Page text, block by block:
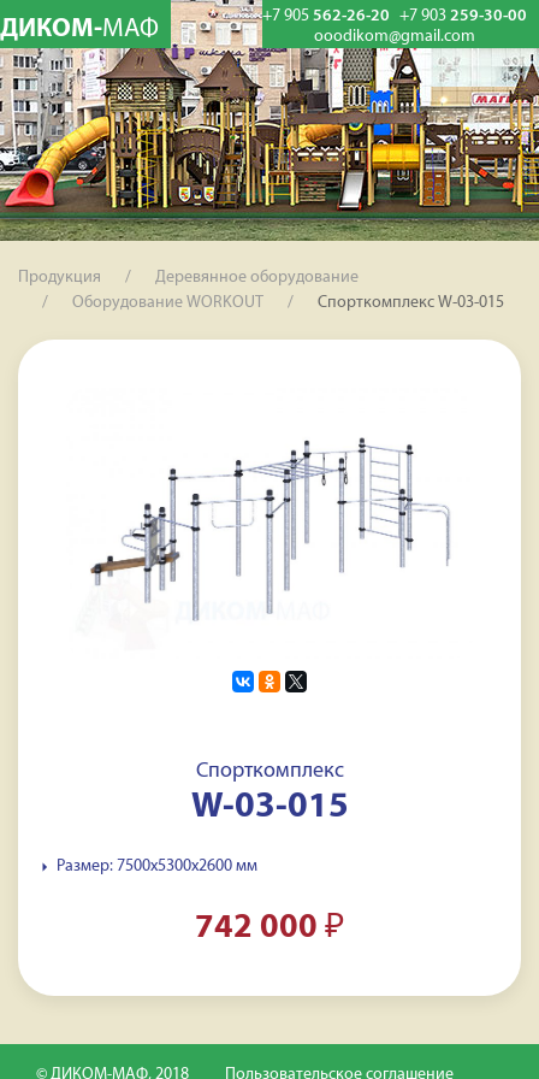
ДИКОМ-МАФ +7 905 562-26-20 +7 903 259-30-00
ooodikom@gmail.com
Продукция
Деревянное оборудование
Оборудование WORKOUT
Спорткомплекс W-03-015
Спорткомплекс
W-03-015
Размер: 7500x5300x2600 мм
742 000 ₽
© ДИКОМ-МАФ, 2018 Пользовательское соглашение